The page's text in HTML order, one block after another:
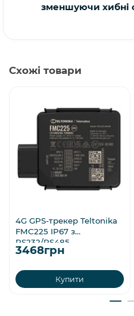
зменшуючи хибні
Схожі товари
4G GPS-трекер Teltonika
FMC225 IP67 з
RS232/RS485
3468грн
Купити